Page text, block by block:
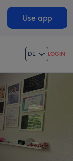
Use app
DE LOGIN